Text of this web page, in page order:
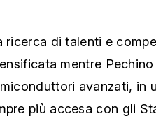
ricerca di talenti e
mentre
avanzati, in
più accesa con gli